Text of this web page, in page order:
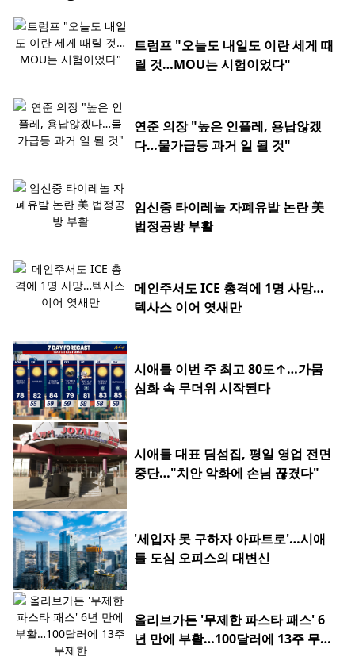
트럼프 "오늘도 내일도 이란 세게 때
릴 것…MOU는 시험이었다"
연준 의장 "높은 인플레, 용납않겠
다…물가급등 과거 일 될 것"
임신중 타이레놀 자폐유발 논란 美
법정공방 부활
메인주서도 ICE 총격에 1명 사망…
텍사스 이어 엿새만
시애틀 이번 주 최고 80도↑…가뭄
심화 속 무더위 시작된다
시애틀 대표 딤섬집, 평일 영업 전면
중단…"치안 악화에 손님 끊겼다"
'세입자 못 구하자 아파트로'…시애
틀 도심 오피스의 대변신
올리브가든 '무제한 파스타 패스' 6
년 만에 부활…100달러에 13주 무제